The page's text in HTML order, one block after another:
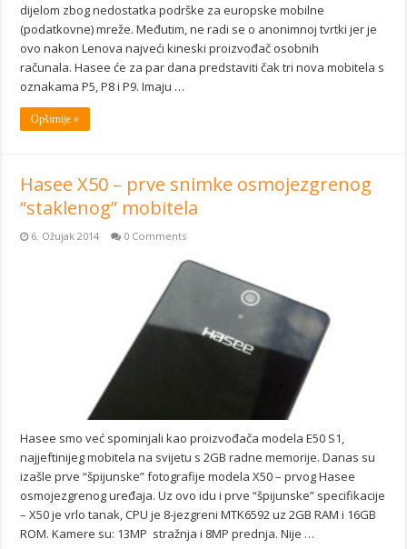
dijelom zbog nedostatka podrške za europske mobilne
(podatkovne) mreže. Međutim, ne radi se o anonimnoj tvrtki jer je
ovo nakon Lenova najveći kineski proizvođač osobnih
računala. Hasee će za par dana predstaviti čak tri nova mobitela s
oznakama P5, P8 i P9. Imaju …
Opširnije »
Hasee X50 – prve snimke osmojezgrenog
“staklenog” mobitela
6. Ožujak 2014 0 Comments
Hasee smo već spominjali kao proizvođača modela E50 S1,
najjeftinijeg mobitela na svijetu s 2GB radne memorije. Danas su
izašle prve “špijunske” fotografije modela X50 – prvog Hasee
osmojezgrenog uređaja. Uz ovo idu i prve “špijunske” specifikacije
– X50 je vrlo tanak, CPU je 8-jezgreni MTK6592 uz 2GB RAM i 16GB
ROM. Kamere su: 13MP stražnja i 8MP prednja. Nije …